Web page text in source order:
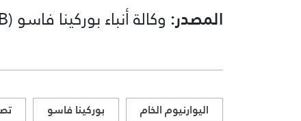
المصدر: وكالة أنباء بوركينا فاسو (AIB)
اليوارنيوم الخام بوركينا فاسو